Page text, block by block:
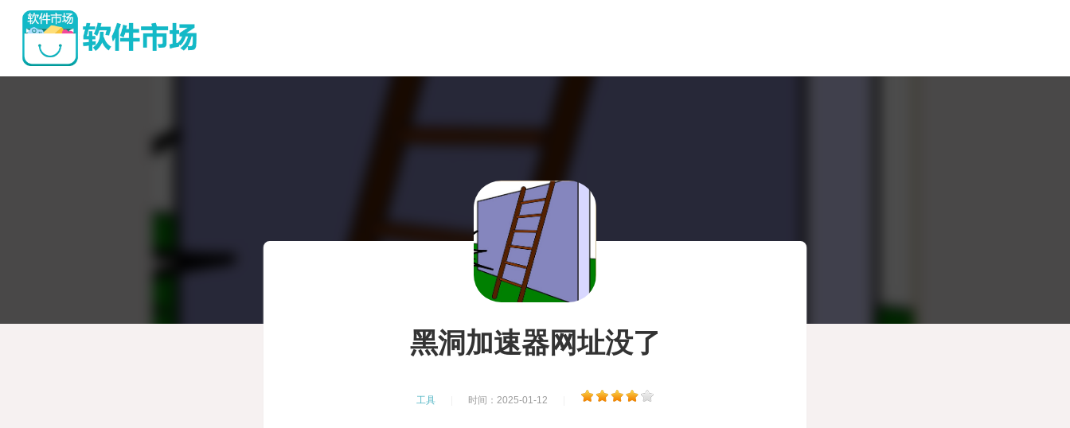
黑洞加速器网址没了
工具 时间：2025-01-12